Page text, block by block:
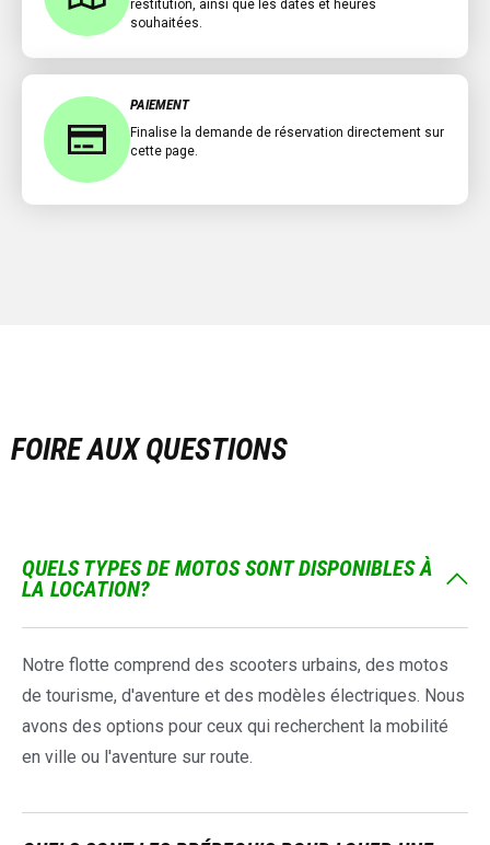
restitution, ainsi que les dates et heures
souhaitées.
PAIEMENT
Finalise la demande de réservation directement sur
cette page.
FOIRE AUX QUESTIONS
QUELS TYPES DE MOTOS SONT DISPONIBLES À
LA LOCATION?
Notre flotte comprend des scooters urbains, des motos
de tourisme, d'aventure et des modèles électriques. Nous
avons des options pour ceux qui recherchent la mobilité
en ville ou l'aventure sur route.